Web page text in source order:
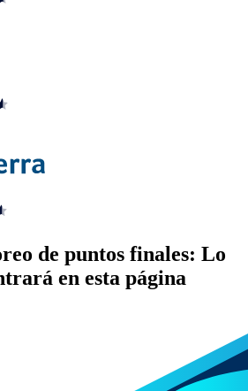
de puntos finales: Lo
en esta página